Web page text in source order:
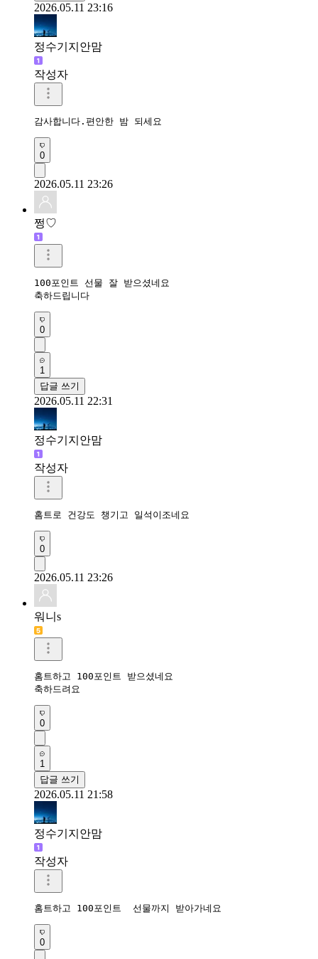
2026.05.11 23:16
정수기지안맘
작성자
감사합니다.편안한 밤 되세요
0
2026.05.11 23:26
쩡♡
100포인트 선물 잘 받으셨네요
축하드립니다
0
1
답글 쓰기
2026.05.11 22:31
정수기지안맘
작성자
홈트로 건강도 챙기고 일석이조네요
0
2026.05.11 23:26
워니s
홈트하고 100포인트 받으셨네요
축하드려요
0
1
답글 쓰기
2026.05.11 21:58
정수기지안맘
작성자
홈트하고 100포인트  선물까지 받아가네요
0